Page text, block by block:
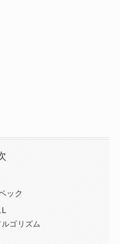
ック
ゴリズム